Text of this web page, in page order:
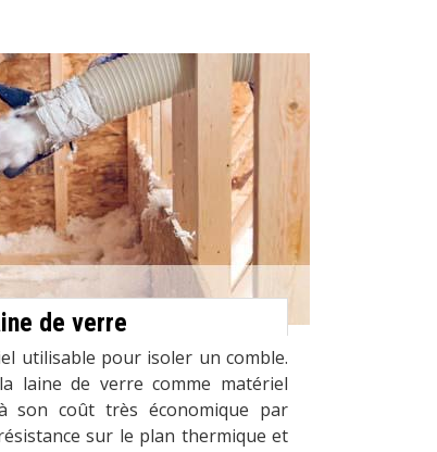
de verre
utilisable pour isoler un comble.
laine de verre comme matériel
son coût très économique par
sur le plan thermique et